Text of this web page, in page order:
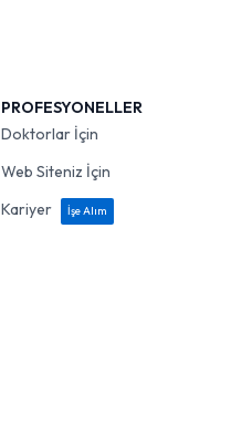
PROFESYONELLER
Doktorlar İçin
Web Siteniz İçin
Kariyer
İşe Alım